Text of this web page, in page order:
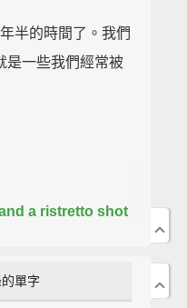
半的時間了。我們
是一些我們經常被
a ristretto shot
是經過濃縮咖啡的
單字